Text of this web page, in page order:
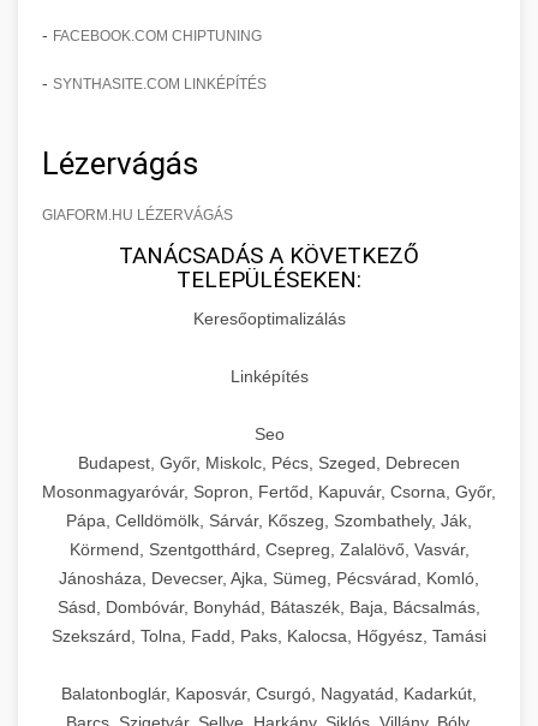
- FACEBOOK.COM CHIPTUNING
- SYNTHASITE.COM LINKÉPÍTÉS
Lézervágás
GIAFORM.HU LÉZERVÁGÁS
TANÁCSADÁS A KÖVETKEZŐ
TELEPÜLÉSEKEN:
Keresőoptimalizálás
Linképítés
Seo
Budapest, Győr, Miskolc, Pécs, Szeged, Debrecen
Mosonmagyaróvár, Sopron, Fertőd, Kapuvár, Csorna, Győr,
Pápa, Celldömölk, Sárvár, Kőszeg, Szombathely, Ják,
Körmend, Szentgotthárd, Csepreg, Zalalövő, Vasvár,
Jánosháza, Devecser, Ajka, Sümeg, Pécsvárad, Komló,
Sásd, Dombóvár, Bonyhád, Bátaszék, Baja, Bácsalmás,
Szekszárd, Tolna, Fadd, Paks, Kalocsa, Hőgyész, Tamási
Balatonboglár, Kaposvár, Csurgó, Nagyatád, Kadarkút,